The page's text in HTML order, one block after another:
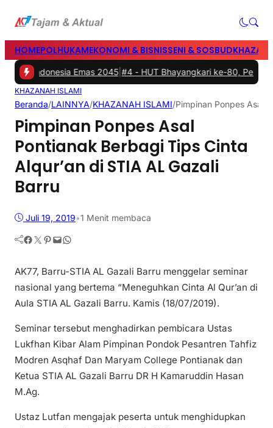
HOMEPOLHUKAMEKONOMI & BISNISSENI & SOSBUD
Indonesia Emas 2045|#4 -HUT Bhayangkari ke-80, Pemkab
KHAZANAH ISLAMI
Beranda/LAINNYA/KHAZANAH ISLAMI/Pimpinan Ponpes Asal
Pimpinan Ponpes Asal
Pontianak Berbagi Tips Cinta
Alqur’an di STIA AL Gazali
Barru
Juli 19, 2019•1 Menit membaca
Facebook Twitter Pinterest Mail WhatsApp
AK77, Barru-STIA AL Gazali Barru menggelar seminar
nasional yang bertema “Meneguhkan Cinta Al Qur’an di
Aula STIA AL Gazali Barru. Kamis (18/07/2019).
Seminar tersebut menghadirkan pembicara Ustas
Lukfhan Kibar Alam Pimpinan Pondok Pesantren Tahfiz
Modren Asqhaf Dan Maryam College Pontianak dan
Ketua STIA AL Gazali Barru DR H Kamaruddin Hasan
M.Ag.
Ustaz Lutfan mengajak peserta untuk menghidupkan